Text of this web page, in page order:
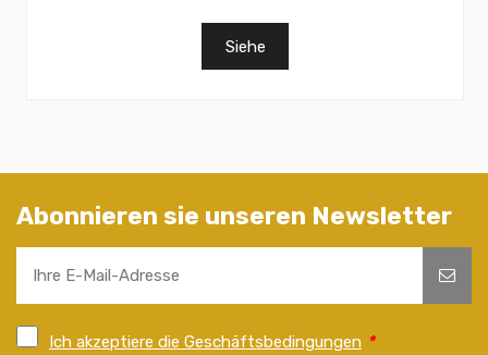
Siehe
Abonnieren sie unseren Newsletter
Ich akzeptiere die Geschäftsbedingungen *